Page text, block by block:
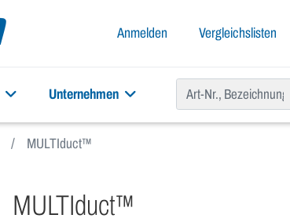
Anmelden Vergleichslisten
Unternehmen
MULTIduct™
MULTIduct™